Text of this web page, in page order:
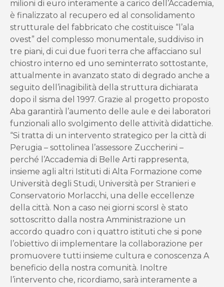
milioni di euro interamente a carico dell’Accademia,
è finalizzato al recupero ed al consolidamento
strutturale del fabbricato che costituisce “l’ala
ovest” del complesso monumentale, suddiviso in
tre piani, di cui due fuori terra che affacciano sul
chiostro interno ed uno seminterrato sottostante,
attualmente in avanzato stato di degrado anche a
seguito dell’inagibilità della struttura dichiarata
dopo il sisma del 1997. Grazie al progetto proposto
Aba garantirà l’aumento delle aule e dei laboratori
funzionali allo svolgimento delle attività didattiche.
“Si tratta di un intervento strategico per la città di
Perugia – sottolinea l’assessore Zuccherini –
perché l’Accademia di Belle Arti rappresenta,
insieme agli altri Istituti di Alta Formazione come
Università degli Studi, Università per Stranieri e
Conservatorio Morlacchi, una delle eccellenze
della città. Non a caso nei giorni scorsI è stato
sottoscritto dalla nostra Amministrazione un
accordo quadro con i quattro istituti che si pone
l’obiettivo di implementare la collaborazione per
promuovere tutti insieme cultura e conoscenza A
beneficio della nostra comunità. Inoltre
l’intervento che, ricordiamo, sarà interamente a